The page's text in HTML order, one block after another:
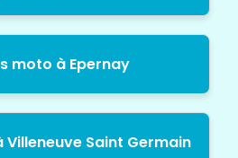
moto à Epernay
Saint Germain